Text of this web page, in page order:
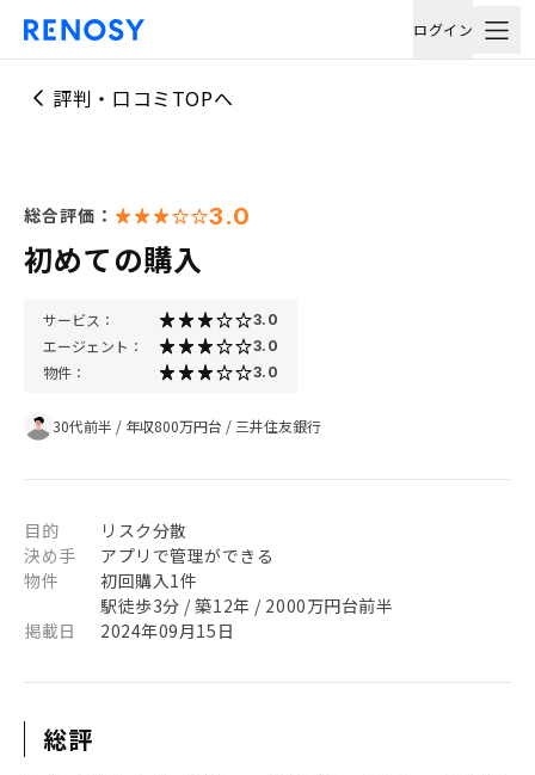
ログイン
評判・口コミTOPへ
総合評価： 3.0
初めての購入
サービス： 3.0
エージェント： 3.0
物件： 3.0
30代前半 / 年収800万円台 / 三井住友銀行
目的
リスク分散
決め手
アプリで管理ができる
物件
初回購入1件
駅徒歩3分 / 築12年 / 2000万円台前半
掲載日
2024年09月15日
総評